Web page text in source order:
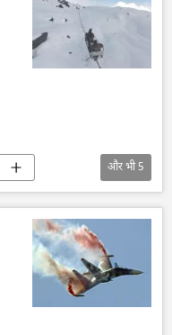
हिमालय
और भी5